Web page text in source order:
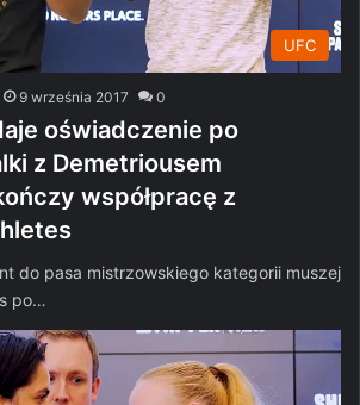
UFC
9 września 2017 0
oświadczenie po
z Demetriousem
współpracę z
do pasa mistrzowskiego kategorii muszej
po…